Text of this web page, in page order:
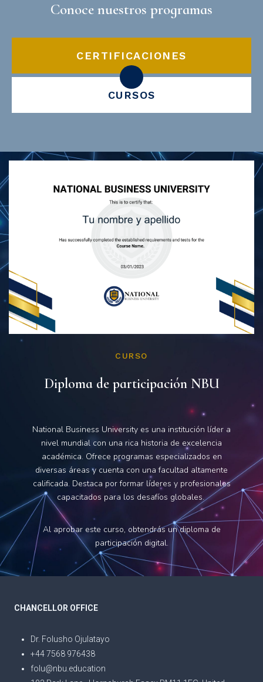
Conoce nuestros programas
CERTIFICACIONES
CURSOS
CURSO
Diploma de participación NBU
National Business University es una institución líder a
nivel mundial con una rica historia de excelencia
académica. Ofrece programas especializados en
diversas áreas y cuenta con una facultad altamente
calificada. Destaca por formar líderes y profesionales
capacitados para los desafíos globales.
Al aprobar este curso, obtendrás un diploma de
participación digital.
CHANCELLOR OFFICE
Dr. Folusho Ojulatayo
+44 7568 976438
folu@nbu.education